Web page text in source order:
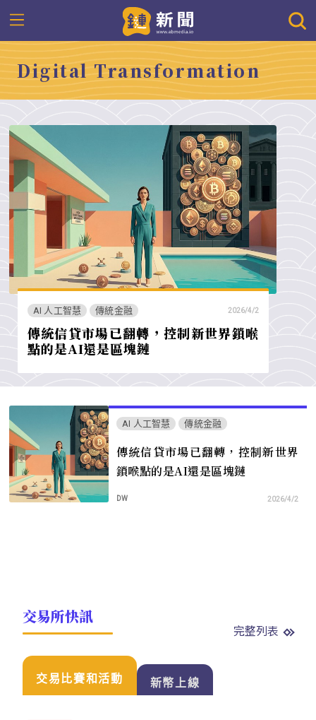
Digital Transformation
AI 人工智慧 傳統金融 2026/4/2
傳統信貸市場已翻轉，控制新世界鎖喉
點的是AI還是區塊鏈
AI 人工智慧 傳統金融
傳統信貸市場已翻轉，控制新世界
鎖喉點的是AI還是區塊鏈
DW 2026/4/2
交易所快訊
完整列表
交易比賽和活動 新幣上線